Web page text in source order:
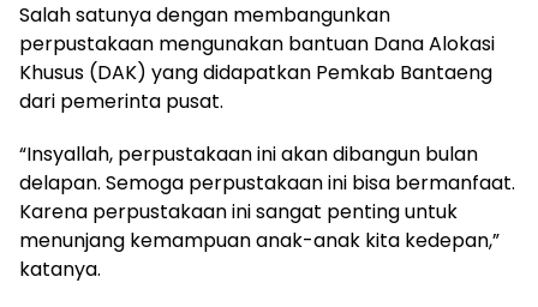
Salah satunya dengan membangunkan
perpustakaan mengunakan bantuan Dana Alokasi
Khusus (DAK) yang didapatkan Pemkab Bantaeng
dari pemerinta pusat.
“Insyallah, perpustakaan ini akan dibangun bulan
delapan. Semoga perpustakaan ini bisa bermanfaat.
Karena perpustakaan ini sangat penting untuk
menunjang kemampuan anak-anak kita kedepan,”
katanya.